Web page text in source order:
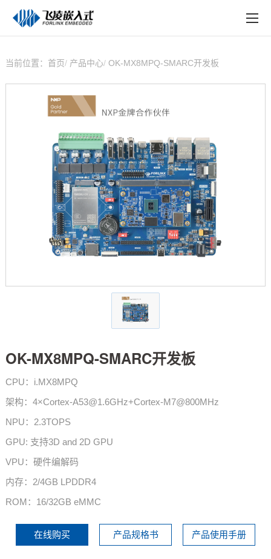
技术与支持
关于飞凌
天猫商城
淘宝商城
在线购买
当前位置： 首页 产品中心 OK-MX8MPQ-SMARC开发板
OK-MX8MPQ-SMARC开发板
CPU：i.MX8MPQ
架构：4×Cortex-A53@1.6GHz+Cortex-M7@800MHz
NPU：2.3TOPS
GPU: 支持3D and 2D GPU
VPU：硬件编解码
内存：2/4GB LPDDR4
ROM：16/32GB eMMC
在线购买 产品规格书 产品使用手册